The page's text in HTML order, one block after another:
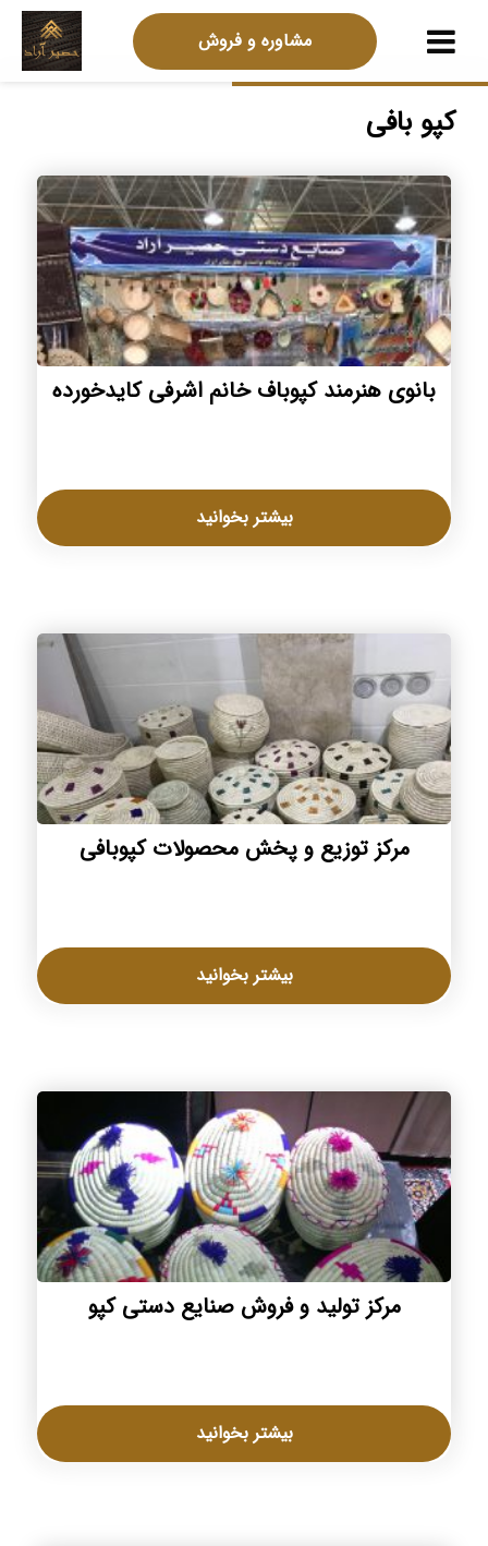
مشاوره و فروش
کپو بافی
بانوی هنرمند کپوباف خانم اشرفی کایدخورده
بیشتر بخوانید
مرکز توزیع و پخش محصولات کپوبافی
بیشتر بخوانید
مرکز تولید و فروش صنایع دستی کپو
بیشتر بخوانید